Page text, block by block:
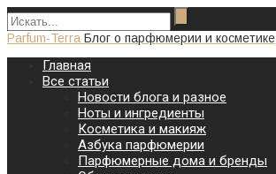
Parfum-Terra Блог о парфюмерии и косметике
Главная
Все статьи
Новости блога и разное
Ноты и ингредиенты
Косметика и макияж
Азбука парфюмерии
Парфюмерные дома и бренды